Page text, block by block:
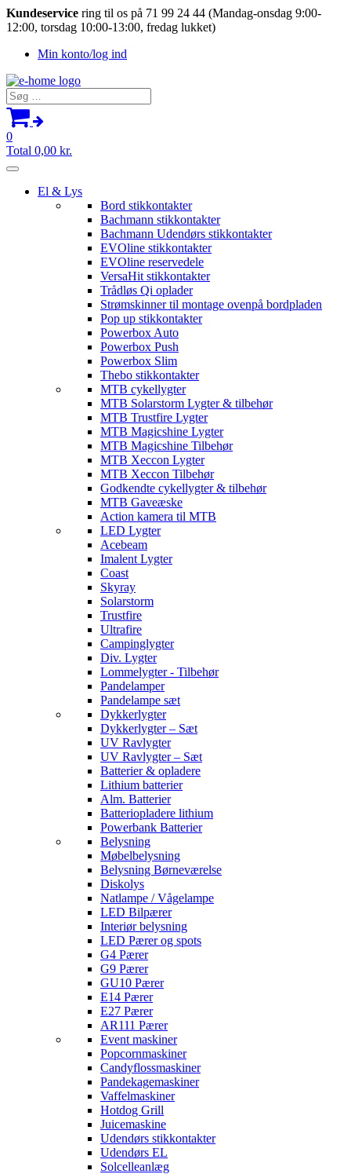
Kundeservice ring til os på 71 99 24 44 (Mandag-onsdag 9:00-
12:00, torsdag 10:00-13:00, fredag lukket)
Min konto/log ind
Søg
efter:
0
Total 0,00 kr.
El & Lys
Bord stikkontakter
Bachmann stikkontakter
Bachmann Udendørs stikkontakter
EVOline stikkontakter
EVOline reservedele
VersaHit stikkontakter
Trådløs Qi oplader
Strømskinner til montage ovenpå bordpladen
Pop up stikkontakter
Powerbox Auto
Powerbox Push
Powerbox Slim
Thebo stikkontakter
MTB cykellygter
MTB Solarstorm Lygter & tilbehør
MTB Trustfire Lygter
MTB Magicshine Lygter
MTB Magicshine Tilbehør
MTB Xeccon Lygter
MTB Xeccon Tilbehør
Godkendte cykellygter & tilbehør
MTB Gaveæske
Action kamera til MTB
LED Lygter
Acebeam
Imalent Lygter
Coast
Skyray
Solarstorm
Trustfire
Ultrafire
Campinglygter
Div. Lygter
Lommelygter - Tilbehør
Pandelamper
Pandelampe sæt
Dykkerlygter
Dykkerlygter – Sæt
UV Ravlygter
UV Ravlygter – Sæt
Batterier & opladere
Lithium batterier
Alm. Batterier
Batteriopladere lithium
Powerbank Batterier
Belysning
Møbelbelysning
Belysning Børneværelse
Diskolys
Natlampe / Vågelampe
LED Bilpærer
Interiør belysning
LED Pærer og spots
G4 Pærer
G9 Pærer
GU10 Pærer
E14 Pærer
E27 Pærer
AR111 Pærer
Event maskiner
Popcornmaskiner
Candyflossmaskiner
Pandekagemaskiner
Vaffelmaskiner
Hotdog Grill
Juicemaskine
Udendørs stikkontakter
Udendørs EL
Solcelleanlæg